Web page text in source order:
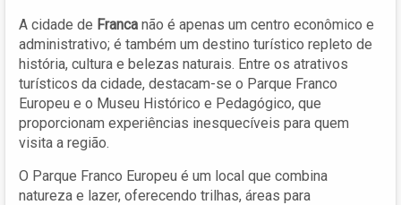
A cidade de Franca não é apenas um centro econômico e
administrativo; é também um destino turístico repleto de
história, cultura e belezas naturais. Entre os atrativos
turísticos da cidade, destacam-se o Parque Franco
Europeu e o Museu Histórico e Pedagógico, que
proporcionam experiências inesquecíveis para quem
visita a região.
O Parque Franco Europeu é um local que combina
natureza e lazer, oferecendo trilhas, áreas para